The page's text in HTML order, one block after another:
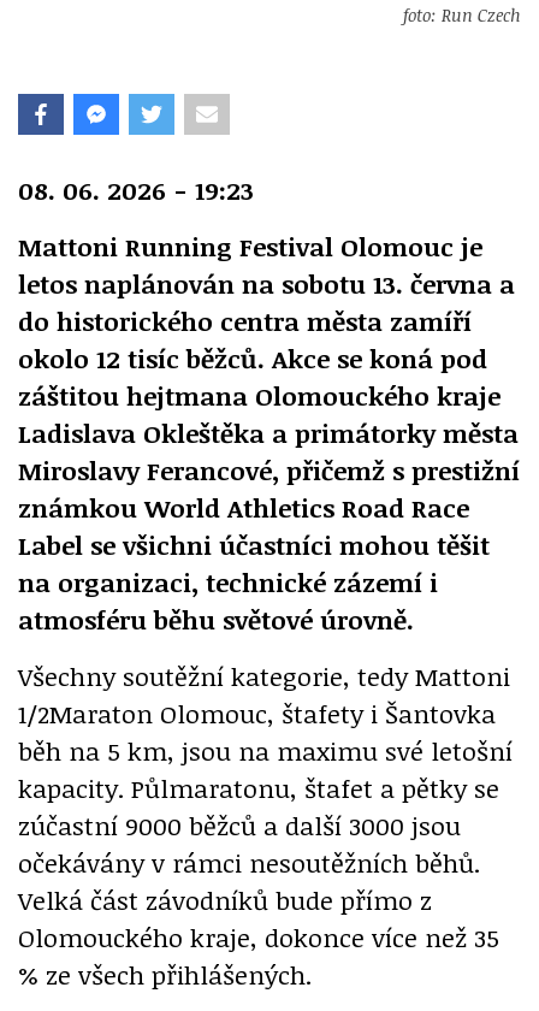
foto: Run Czech
08. 06. 2026 - 19:23
Mattoni Running Festival Olomouc je
letos naplánován na sobotu 13. června a
do historického centra města zamíří
okolo 12 tisíc běžců. Akce se koná pod
záštitou hejtmana Olomouckého kraje
Ladislava Okleštěka a primátorky města
Miroslavy Ferancové, přičemž s prestižní
známkou World Athletics Road Race
Label se všichni účastníci mohou těšit
na organizaci, technické zázemí i
atmosféru běhu světové úrovně.
Všechny soutěžní kategorie, tedy Mattoni
1/2Maraton Olomouc, štafety i Šantovka
běh na 5 km, jsou na maximu své letošní
kapacity. Půlmaratonu, štafet a pětky se
zúčastní 9000 běžců a další 3000 jsou
očekávány v rámci nesoutěžních běhů.
Velká část závodníků bude přímo z
Olomouckého kraje, dokonce více než 35
% ze všech přihlášených.